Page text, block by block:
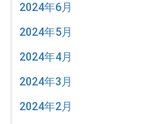
2024年6月
2024年5月
2024年4月
2024年3月
2024年2月